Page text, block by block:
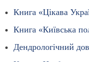
Книга «Цікава
Книга «Київська
Дендрологічний